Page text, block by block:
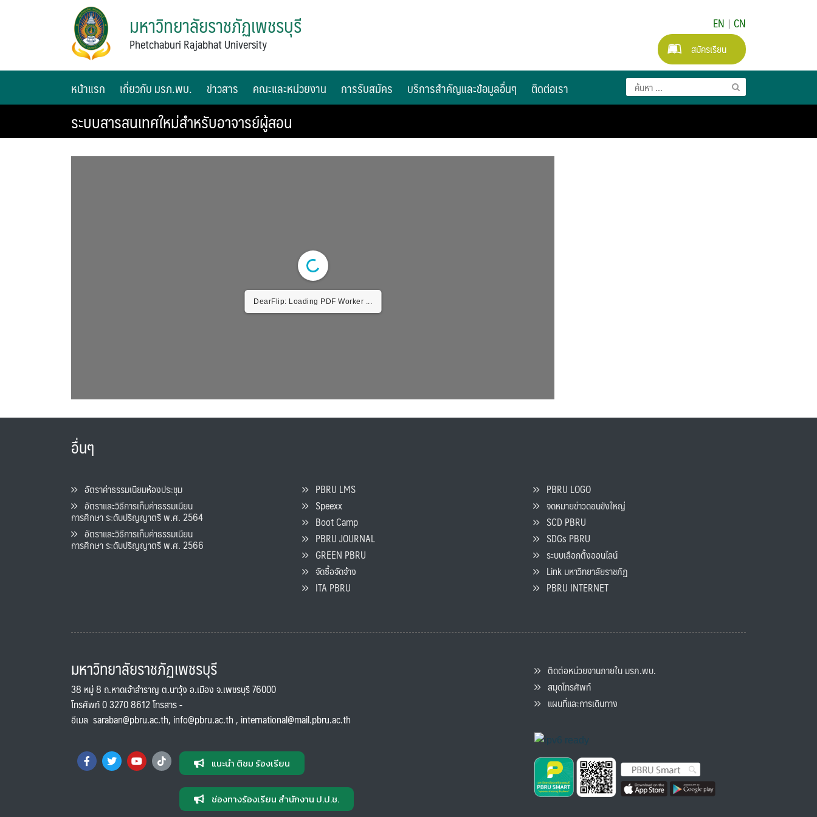
มหาวิทยาลัยราชภัฏเพชรบุรี
Phetchaburi Rajabhat University
EN | CN
สมัครเรียน
หน้าแรก เกี่ยวกับ มรภ.พบ. ข่าวสาร คณะและหน่วยงาน การรับสมัคร บริการสำคัญและข้อมูลอื่นๆ ติดต่อเรา
ระบบสารสนเทศใหม่สำหรับอาจารย์ผู้สอน
DearFlip: Loading PDF Worker ...
อื่นๆ
อัตราค่าธรรมเนียมห้องประชุม
อัตราและวิธีการเก็บค่าธรรมเนียน
การศึกษา ระดับปริญญาตรี พ.ศ. 2564
อัตราและวิธีการเก็บค่าธรรมเนียน
การศึกษา ระดับปริญญาตรี พ.ศ. 2566
PBRU LMS
Speexx
Boot Camp
PBRU JOURNAL
GREEN PBRU
จัดซื้อจัดจ้าง
ITA PBRU
PBRU LOGO
จดหมายข่าวดอนขังใหญ่
SCD PBRU
SDGs PBRU
ระบบเลือกตั้งออนไลน์
Link มหาวิทยาลัยราชภัฏ
PBRU INTERNET
มหาวิทยาลัยราชภัฏเพชรบุรี
38 หมู่ 8 ถ.หาดเจ้าสำราญ ต.นาวุ้ง อ.เมือง จ.เพชรบุรี 76000
โทรศัพท์ 0 3270 8612 โทรสาร -
อีเมล saraban@pbru.ac.th, info@pbru.ac.th, international@mail.pbru.ac.th
แนะนำ ติชม ร้องเรียน
ช่องทางร้องเรียน สำนักงาน ป.ป.ช.
ติดต่อหน่วยงานภายใน มรภ.พบ.
สมุดโทรศัพท์
แผนที่และการเดินทาง